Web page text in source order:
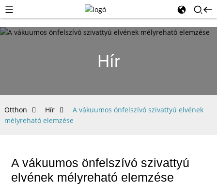
Hír
Otthon Hír
A vákuumos önfelszívó szivattyú elvének
mélyreható elemzése
A vákuumos önfelszívó szivattyú
elvének mélyreható elemzése